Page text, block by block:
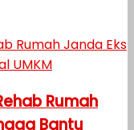
Rumah
Bantu